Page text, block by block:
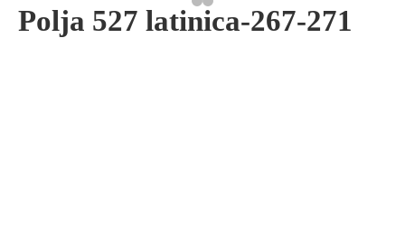
Polja 527 latinica-267-271